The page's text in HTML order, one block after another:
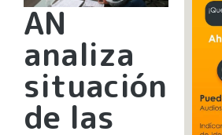
AN
analiza
situación
de las